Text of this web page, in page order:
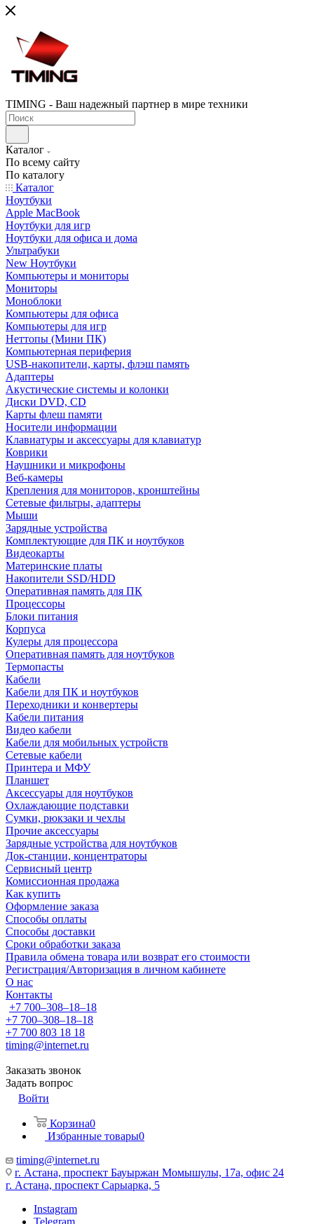
TIMING - Ваш надежный партнер в мире техники
Каталог
По всему сайту
По каталогу
Каталог
Ноутбуки
Apple MacBook
Ноутбуки для игр
Ноутбуки для офиса и дома
Ультрабуки
New Ноутбуки
Компьютеры и мониторы
Мониторы
Моноблоки
Компьютеры для офиса
Компьютеры для игр
Неттопы (Мини ПК)
Компьютерная периферия
USB-накопители, карты, флэш память
Адаптеры
Акустические системы и колонки
Диски DVD, CD
Карты флеш памяти
Носители информации
Клавиатуры и аксессуары для клавиатур
Коврики
Наушники и микрофоны
Веб-камеры
Крепления для мониторов, кронштейны
Сетевые фильтры, адаптеры
Мыши
Зарядные устройства
Комплектующие для ПК и ноутбуков
Видеокарты
Материнские платы
Накопители SSD/HDD
Оперативная память для ПК
Процессоры
Блоки питания
Корпуса
Кулеры для процессора
Оперативная память для ноутбуков
Термопасты
Кабели
Кабели для ПК и ноутбуков
Переходники и конвертеры
Кабели питания
Видео кабели
Кабели для мобильных устройств
Сетевые кабели
Принтера и МФУ
Планшет
Аксессуары для ноутбуков
Охлаждающие подставки
Сумки, рюкзаки и чехлы
Прочие аксессуары
Зарядные устройства для ноутбуков
Док-станции, концентраторы
Сервисный центр
Комиссионная продажа
Как купить
Оформление заказа
Способы оплаты
Способы доставки
Сроки обработки заказа
Правила обмена товара или возврат его стоимости
Регистрация/Авторизация в личном кабинете
О нас
Контакты
+7 700‒308‒18‒18
+7 700‒308‒18‒18
+7 700 803 18 18
timing@internet.ru
Заказать звонок
Задать вопрос
Войти
Корзина0
Избранные товары0
timing@internet.ru
г. Астана, проспект Бауыржан Момышулы, 17а, офис 24
г. Астана, проспект Сарыарка, 5
Instagram
Telegram